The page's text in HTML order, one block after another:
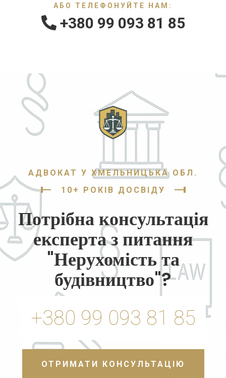
АБО ТЕЛЕФОНУЙТЕ НАМ:
+380 99 093 81 85
АДВОКАТ У ХМЕЛЬНИЦЬКА ОБЛ.
10+ РОКІВ ДОСВІДУ
Потрібна консультація
експерта з питання
"Нерухомість та
будівництво"?
+380 99 093 81 85
ОТРИМАТИ КОНСУЛЬТАЦІЮ